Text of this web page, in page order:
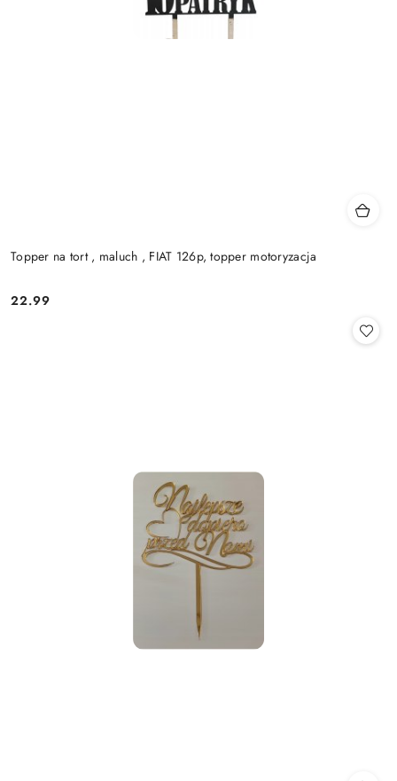
Topper na tort , maluch , FIAT 126p, topper motoryzacja
Cena:
22.99